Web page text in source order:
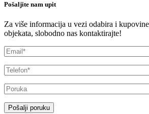
Pošaljite nam upit
Za više informacija u vezi odabira i
objekata, slobodno nas kontaktirajte!
Pošalji poruku